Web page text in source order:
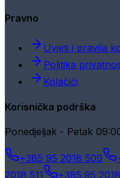
Pravno
Uvjeti i pravila
Politika
Kolačići
Korisnička podrška
Ponedjeljak - Petak
+385 95 2018 509
2018 511
+385 95